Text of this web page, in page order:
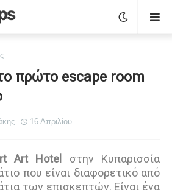
πρώτο escape room
16 Απριλίου
Art Hotel
στην Κυπαρισσία
που είναι διαφορετικό από
των επισκεπτών. Είναι ένα